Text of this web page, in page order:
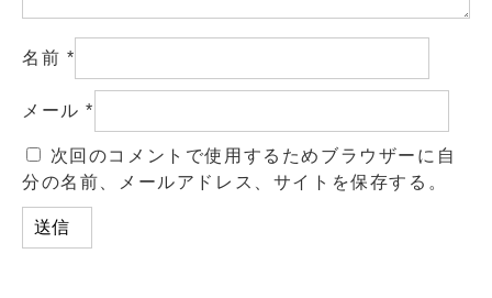
名前 *
メール*
次回のコメントで使用するためブラウザーに自
分の名前、メールアドレス、サイトを保存する。